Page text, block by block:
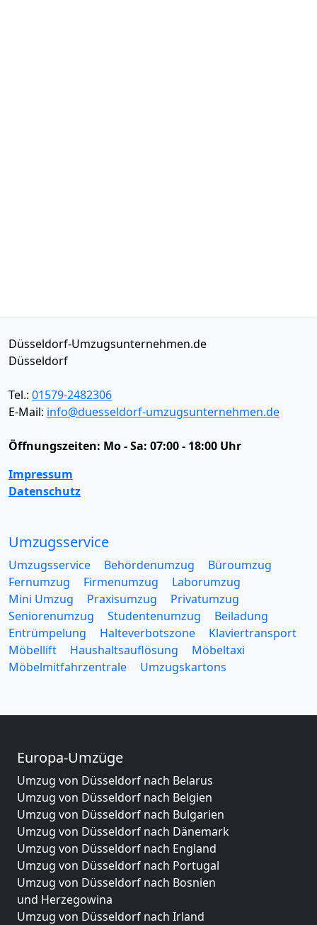
Düsseldorf-Umzugsunternehmen.de
Düsseldorf
Tel.: 01579-2482306
E-Mail: info@duesseldorf-umzugsunternehmen.de
Öffnungszeiten: Mo - Sa: 07:00 - 18:00 Uhr
Impressum
Datenschutz
Umzugsservice
Umzugsservice Behördenumzug
Büroumzug
Fernumzug
Firmenumzug
Laborumzug
Mini Umzug
Praxisumzug
Privatumzug
Seniorenumzug
Studentenumzug
Beiladung
Entrümpelung
Halteverbotszone
Klaviertransport
Möbellift
Haushaltsauflösung
Möbeltaxi
Möbelmitfahrzentrale
Umzugskartons
Europa-Umzüge
Umzug von Düsseldorf nach Belarus
Umzug von Düsseldorf nach Belgien
Umzug von Düsseldorf nach Bulgarien
Umzug von Düsseldorf nach Dänemark
Umzug von Düsseldorf nach England
Umzug von Düsseldorf nach Portugal
Umzug von Düsseldorf nach Bosnien
und Herzegowina
Umzug von Düsseldorf nach Irland